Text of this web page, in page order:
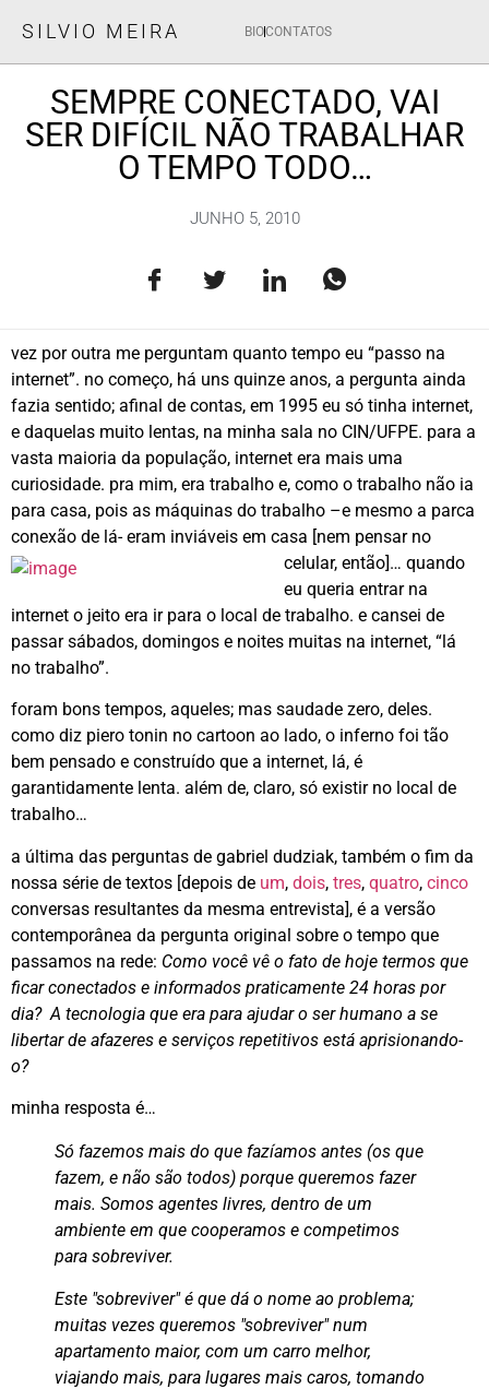
SILVIO MEIRA BIOCONTATOS
SEMPRE CONECTADO, VAI
SER DIFÍCIL NÃO TRABALHAR
O TEMPO TODO…
JUNHO 5, 2010
vez por outra me perguntam quanto tempo eu “passo na
internet”. no começo, há uns quinze anos, a pergunta ainda
fazia sentido; afinal de contas, em 1995 eu só tinha internet,
e daquelas muito lentas, na minha sala no CIN/UFPE. para a
vasta maioria da população, internet era mais uma
curiosidade. pra mim, era trabalho e, como o trabalho não ia
para casa, pois as máquinas do trabalho –e mesmo a parca
conexão de lá- eram inviáveis em casa [nem pensar no
celular, então]… quando
eu queria entrar na
internet o jeito era ir para o local de trabalho. e cansei de
passar sábados, domingos e noites muitas na internet, “lá
no trabalho”.
foram bons tempos, aqueles; mas saudade zero, deles.
como diz piero tonin no cartoon ao lado, o inferno foi tão
bem pensado e construído que a internet, lá, é
garantidamente lenta. além de, claro, só existir no local de
trabalho…
a última das perguntas de gabriel dudziak, também o fim da
nossa série de textos [depois de um, dois, tres, quatro, cinco
conversas resultantes da mesma entrevista], é a versão
contemporânea da pergunta original sobre o tempo que
passamos na rede: Como você vê o fato de hoje termos que
ficar conectados e informados praticamente 24 horas por
dia? A tecnologia que era para ajudar o ser humano a se
libertar de afazeres e serviços repetitivos está aprisionando-
o?
minha resposta é…
Só fazemos mais do que fazíamos antes (os que
fazem, e não são todos) porque queremos fazer
mais. Somos agentes livres, dentro de um
ambiente em que cooperamos e competimos
para sobreviver.
Este "sobreviver" é que dá o nome ao problema;
muitas vezes queremos "sobreviver" num
apartamento maior, com um carro melhor,
viajando mais, para lugares mais caros, tomando